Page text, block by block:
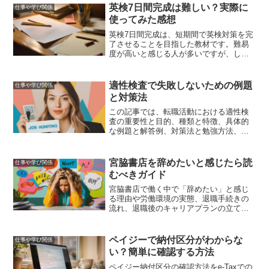
仕事や学び関係
英検7日間完成は難しい？実際に
使ってみた感想
英検7日間完成は、短期間で英検対策を完
了させることを目指した教材です。難易
度が高いと感じる人が多いですが、しっ
は、実際に使ってみた感想や効果的な学
習方法について詳しく解説します。
仕事や学び関係
適性検査で失敗しないための例題
と対策法
この記事では、転職活動における適性検
査の重要性と目的、種類と特徴、具体的
な例題と解答例、対策法と勉強方法、よ
詳しく解説しました。
仕事や学び関係
宮脇書店を辞めたいと感じたら読
むべきガイド
宮脇書店で働く中で「辞めたい」と感じ
る理由や労働環境の実態、退職手続きの
流れ、退職後のキャリアプランの立て
仕事や学び関係
ペイジーで納付区分がわからな
い？簡単に確認する方法
ペイジー納付区分の確認方法をe-Taxでの